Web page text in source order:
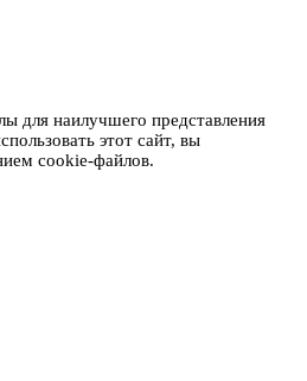
для наилучшего представления
этот сайт, вы
cookie-файлов.